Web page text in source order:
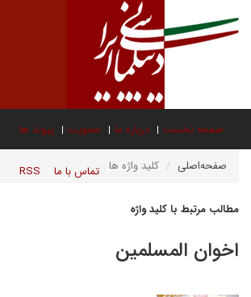
صفحه نخست درباره ما عضویت پیوند ها
تماس با ما RSS صفحه‌اصلی کلید واژه ها
مطالب مرتبط با کلید واژه
اخوان المسلمین